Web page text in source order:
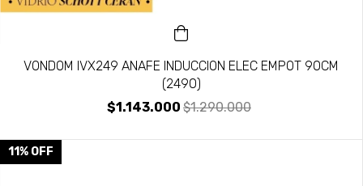
VONDOM IVX249 ANAFE INDUCCION ELEC EMPOT 90CM
(2490)
$1.143.000 $1.290.000
11% OFF